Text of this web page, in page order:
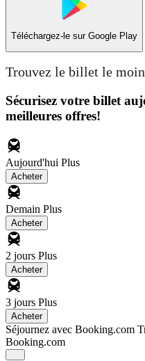
Téléchargez-le sur Google Play
Trouvez le billet le
Sécurisez votre billet
meilleures offres!
Aujourd'hui Plus
Acheter
Demain Plus
Acheter
2 jours Plus
Acheter
3 jours Plus
Acheter
Séjournez avec Booking.com
Booking.com